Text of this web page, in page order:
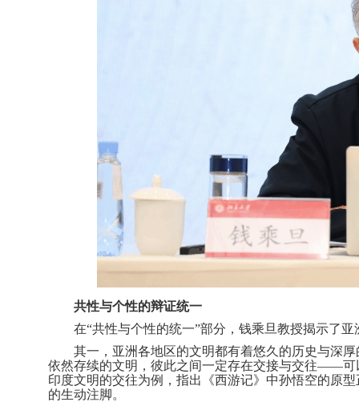
共性与个性的辩证统一
在“共性与个性的统一”部分，钱乘旦教授揭示了
其一，亚洲各地区的文明都有着悠久的历史与深
依然存续的文明，彼此之间一定存在交接与交往——可
印度文明的交往为例，指出《西游记》中孙悟空的原
的生动注脚。